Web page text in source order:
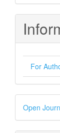
For
By
Open